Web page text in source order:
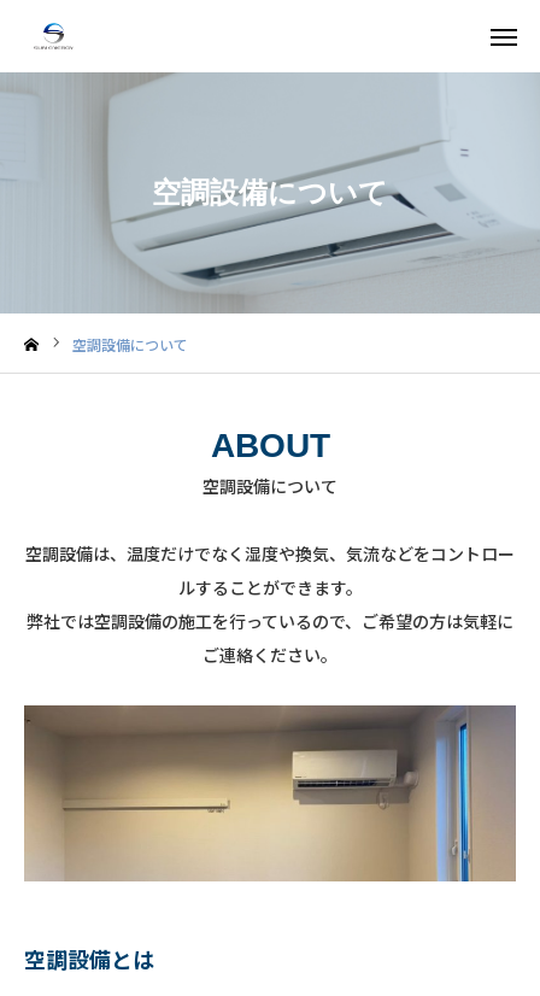
空調設備について
空調設備について
ABOUT
空調設備について
空調設備は、温度だけでなく湿度や換気、気流などをコントロー
ルすることができます。
弊社では空調設備の施工を行っているので、ご希望の方は気軽に
ご連絡ください。
空調設備とは
お問い合わせ
お知らせ